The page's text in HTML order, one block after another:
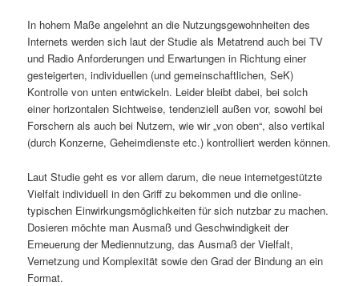
In hohem Maße angelehnt an die Nutzungsgewohnheiten des
Internets werden sich laut der Studie als Metatrend auch bei TV
und Radio Anforderungen und Erwartungen in Richtung einer
gesteigerten, individuellen (und gemeinschaftlichen, SeK)
Kontrolle von unten entwickeln. Leider bleibt dabei, bei solch
einer horizontalen Sichtweise, tendenziell außen vor, sowohl bei
Forschern als auch bei Nutzern, wie wir „von oben“, also vertikal
(durch Konzerne, Geheimdienste etc.) kontrolliert werden können.
Laut Studie geht es vor allem darum, die neue internetgestützte
Vielfalt individuell in den Griff zu bekommen und die online-
typischen Einwirkungsmöglichkeiten für sich nutzbar zu machen.
Dosieren möchte man Ausmaß und Geschwindigkeit der
Erneuerung der Mediennutzung, das Ausmaß der Vielfalt,
Vernetzung und Komplexität sowie den Grad der Bindung an ein
Format.